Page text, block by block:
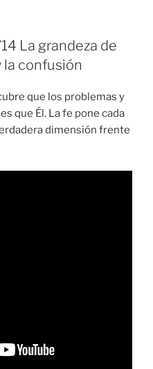
La grandeza de
la confusión
que los problemas y
que Él. La fe pone cada
dimensión frente